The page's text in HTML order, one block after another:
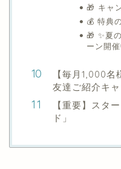
🎁 キャ
💰 特典
🎁 ✨夏
ーン開
【毎月1,000
友達ご紹介キ
【重要】スタ
ド」